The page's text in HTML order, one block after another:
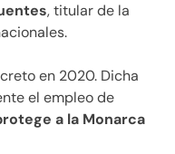
, titular de la
en 2020. Dicha
el empleo de
a la Monarca